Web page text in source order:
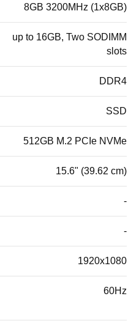
8GB 3200MHz (1x8GB)
up to 16GB, Two SODIMM
slots
DDR4
SSD
512GB M.2 PCIe NVMe
15.6" (39.62 cm)
-
-
1920x1080
60Hz